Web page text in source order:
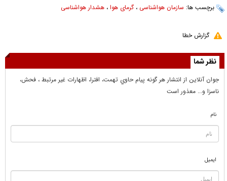
برچسب ها: سازمان هواشناسی ، گرمای هوا ، هشدار هواشناسی
گزارش خطا
نظر شما
جوان آنلاين از انتشار هر گونه پيام حاوي تهمت، افترا، اظهارات غير مرتبط ، فحش،
ناسزا و... معذور است
نام
ایمیل